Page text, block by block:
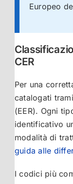
Europeo
CER
Per una
catalogati
(EER). Ogni
identificativo
modalità di
guida alle
I codici più